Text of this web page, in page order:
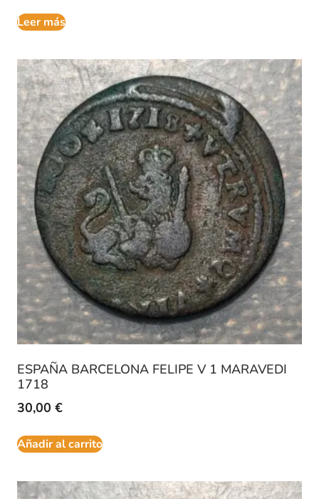
Leer más
ESPAÑA BARCELONA FELIPE V 1 MARAVEDI
1718
30,00 €
Añadir al carrito